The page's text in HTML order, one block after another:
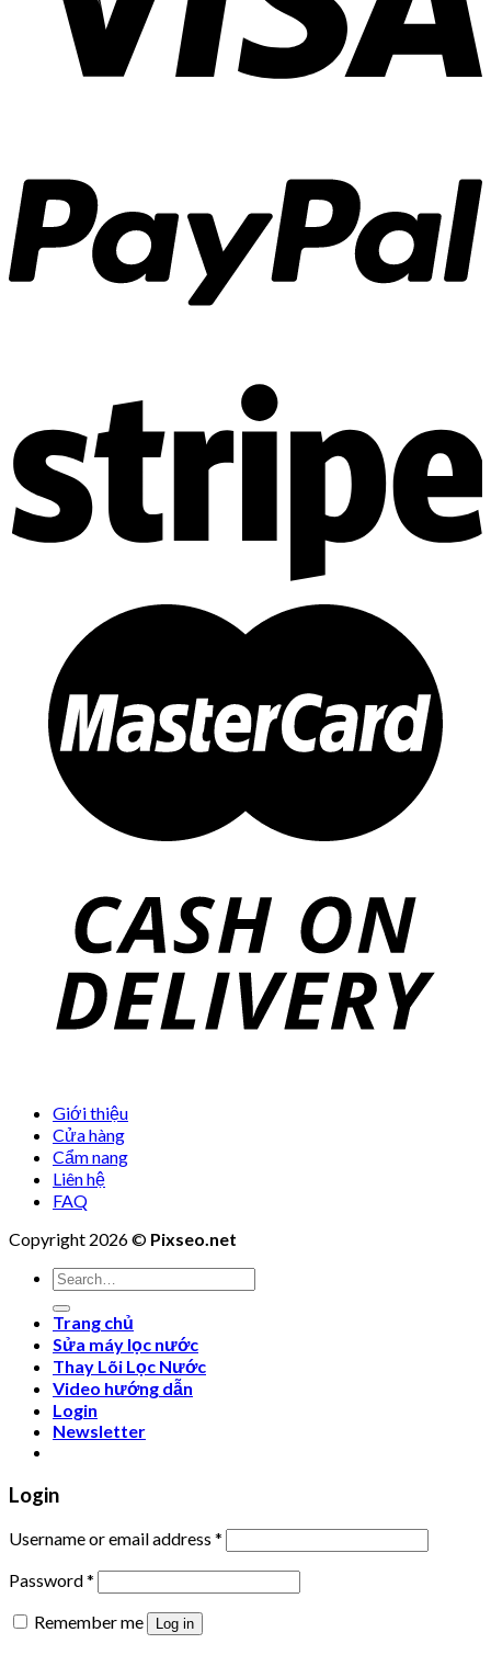
Giới thiệu
Cửa hàng
Cẩm nang
Liên hệ
FAQ
Copyright 2026 © Pixseo.net
Search
for:
Trang chủ
Sửa máy lọc nước
Thay Lõi Lọc Nước
Video hướng dẫn
Login
Newsletter
Login
Username or email address *
Password*
Remember me
Log in